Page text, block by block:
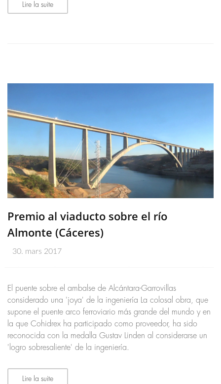
Lire la suite
Premio al viaducto sobre el río
Almonte (Cáceres)
30. mars 2017
El puente sobre el ambalse de Alcántara-Garrovillas
considerado una 'joya' de la ingeniería La colosal obra, que
supone el puente arco ferroviario más grande del mundo y en
la que Cohidrex ha participado como proveedor, ha sido
reconocida con la medalla Gustav Linden al considerarse un
'logro sobresaliente' de la ingeniería.
Lire la suite